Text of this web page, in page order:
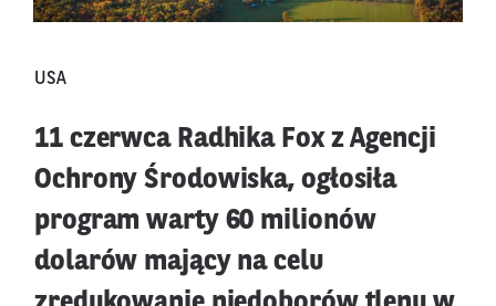
USA
11 czerwca Radhika Fox z Agencji
Ochrony Środowiska, ogłosiła
program warty 60 milionów
dolarów mający na celu